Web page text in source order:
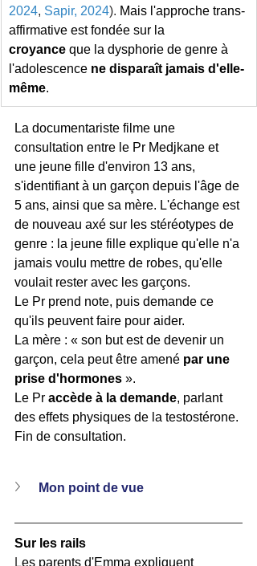
2024, Sapir, 2024). Mais l'approche trans-
affirmative est fondée sur la
croyance que la dysphorie de genre à
l'adolescence ne disparaît jamais d'elle-
même.
La documentariste filme une
consultation entre le Pr Medjkane et
une jeune fille d'environ 13 ans,
s'identifiant à un garçon depuis l'âge de
5 ans, ainsi que sa mère. L'échange est
de nouveau axé sur les stéréotypes de
genre : la jeune fille explique qu'elle n'a
jamais voulu mettre de robes, qu'elle
voulait rester avec les garçons.
Le Pr prend note, puis demande ce
qu'ils peuvent faire pour aider.
La mère : « son but est de devenir un
garçon, cela peut être amené par une
prise d'hormones ».
Le Pr accède à la demande, parlant
des effets physiques de la testostérone.
Fin de consultation.
Mon point de vue
Sur les rails
Les parents d'Emma expliquent